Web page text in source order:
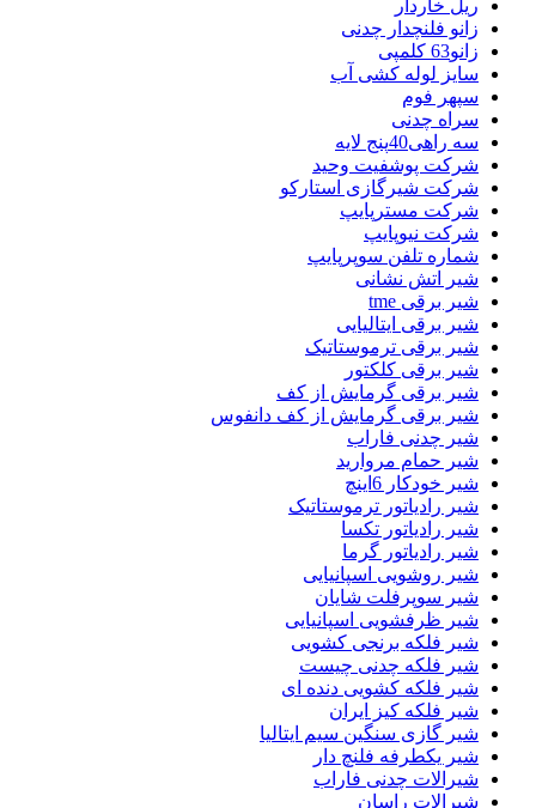
ریل خاردار
زانو فلنچدار چدنی
زانو63 کلمپی
سایز لوله کشی آب
سپهر فوم
سراه چدنی
سه راهی40پنج لایه
شرکت پوشفیت وحید
شرکت شیرگازی استارکو
شرکت مسترپایپ
شرکت نیوپایپ
شماره تلفن سوپرپایپ
شیر اتش نشانی
شیر برقی tme
شیر برقی ایتالیایی
شیر برقی ترموستاتیک
شیر برقی کلکتور
شیر برقی گرمایش از کف
شیر برقی گرمایش از کف دانفوس
شیر چدنی فاراب
شیر حمام مروارید
شیر خودکار 6اینچ
شیر رادیاتور ترموستاتیک
شیر رادیاتور تکسا
شیر رادیاتور گرما
شیر روشویی اسپانیایی
شیر سوپرفلت شایان
شیر ظرفشویی اسپانیایی
شیر فلکه برنجی کشویی
شیر فلکه چدنی چیست
شیر فلکه کشویی دنده ای
شیر فلکه کیز ایران
شیر گازی سنگین سیم ایتالیا
شیر یکطرفه فلنچ دار
شیرالات چدنی فاراب
شیرالات راسان